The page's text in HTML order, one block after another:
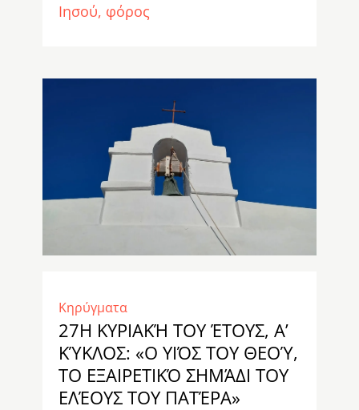
Ιησού φόρος
Κηρύγματα
27Η ΚΥΡΙΑΚΉ ΤΟΥ ΈΤΟΥΣ, Α’
ΚΎΚΛΟΣ: «Ο ΥΙΌΣ ΤΟΥ ΘΕΟΎ,
ΤΟ ΕΞΑΙΡΕΤΙΚΌ ΣΗΜΆΔΙ ΤΟΥ
ΕΛΈΟΥΣ ΤΟΥ ΠΑΤΈΡΑ»